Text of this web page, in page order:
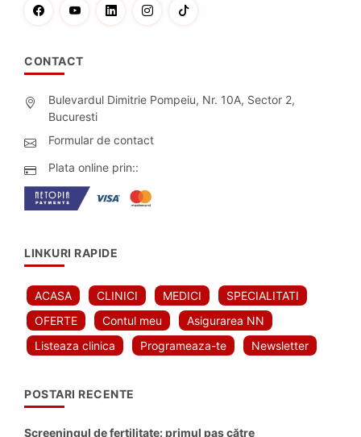
CONTACT
Bulevardul Dimitrie Pompeiu, Nr. 10A, Sector 2,
Bucuresti
Formular de contact
Plata online prin::
LINKURI RAPIDE
ACASA CLINICI MEDICI
SPECIALITATI
OFERTE
Contul meu
Asigurarea NN
Listeaza clinica
Programeaza-te Newsletter
POSTARI RECENTE
Screeningul de fertilitate: primul pas către